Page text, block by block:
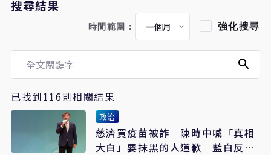
搜尋結果
時間範圍： 強化搜尋
已找到116則相關結果
政治
慈濟買疫苗被詐 陳時中喊「真相
大白」要抹黑的人道歉 藍白反擊